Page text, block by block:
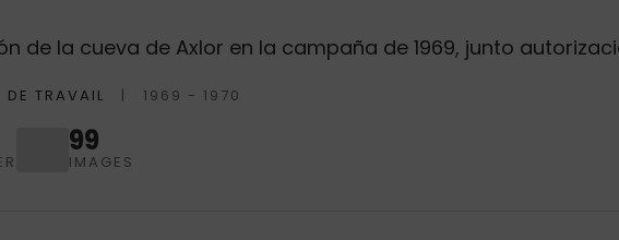
de la cueva de Axlor en la campaña de 1969, junto
DE TRAVAIL 1969 - 1970
99
IMAGES